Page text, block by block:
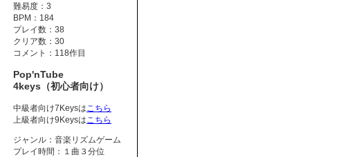
難易度：3
BPM：184
プレイ数：38
クリア数：30
コメント：118作目
Pop'nTube
4keys（初心者向け）
中級者向け7Keysはこちら
上級者向け9Keysはこちら
ジャンル：音楽リズムゲーム
プレイ時間：１曲３分位